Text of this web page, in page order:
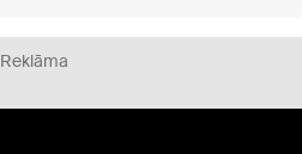
Reklāma